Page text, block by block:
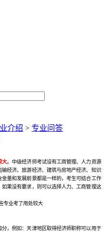
介绍 >专业问答
大。中级经济师考试设有工商管理、人力资源
经济、旅游经济、建筑与房地产经济、知识
量和发展前景都是一样的，考生可结合工作
果没有要求，则可以选择人力、工商管理这
，例如：天津地区取得经济师职称可以用于